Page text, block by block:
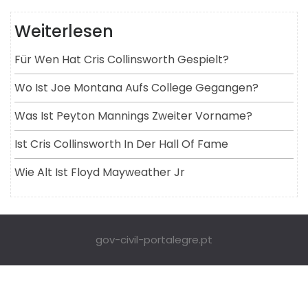
Weiterlesen
Für Wen Hat Cris Collinsworth Gespielt?
Wo Ist Joe Montana Aufs College Gegangen?
Was Ist Peyton Mannings Zweiter Vorname?
Ist Cris Collinsworth In Der Hall Of Fame
Wie Alt Ist Floyd Mayweather Jr
gov-civil-portalegre.pt